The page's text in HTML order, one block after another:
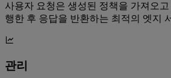
사용자 요청은 생성된 정책을 가져오
행한 후 응답을 반환하는 최적의 엣지
관리